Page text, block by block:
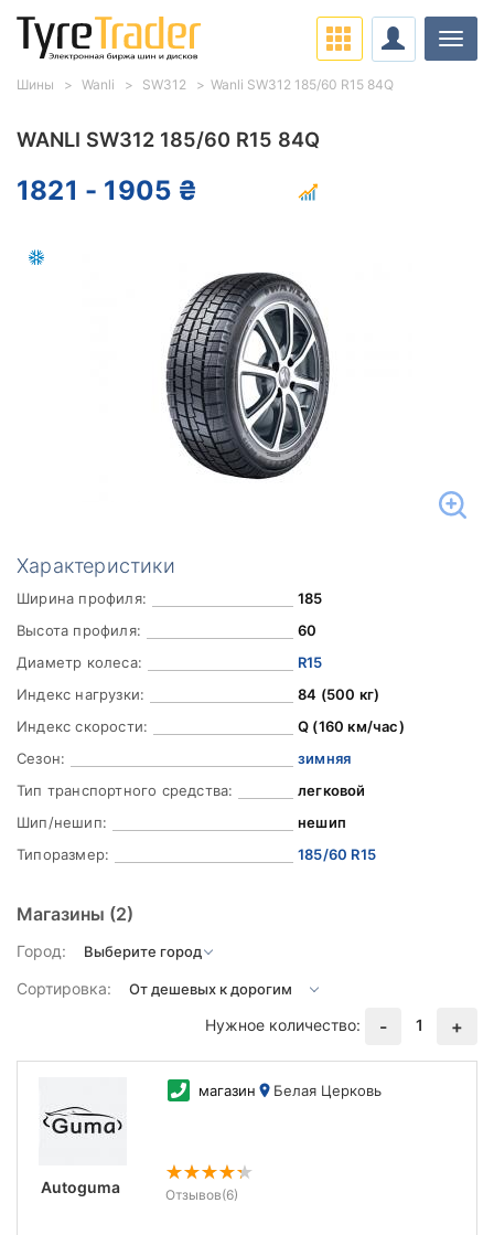
WANLI SW312 185/60 R15 84Q
1821 - 1905 ₴
Характеристики
Ширина профиля:
185
Высота профиля:
60
Диаметр колеса:
R15
Индекс нагрузки:
84 (500 кг)
Индекс скорости:
Q (160 км/час)
Сезон:
зимняя
Тип транспортного средства:
легковой
Шип/нешип:
нешип
Типоразмер:
185/60 R15
Магазины (2)
Город:
Сортировка:
Нужное количество:
- 1 +
Autoguma
магазин Белая Церковь
Отзывов(6)
Шины Wanli SW312 Wanli SW312 185/60 R15 84Q